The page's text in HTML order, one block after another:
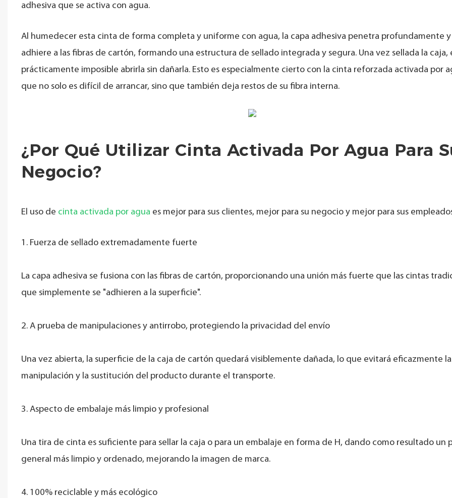
adhesiva que se activa con agua.
Al humedecer esta cinta de forma completa y uniforme con agua, la capa adhesiva penetra profundamente y
adhiere a las fibras de cartón, formando una estructura de sellado integrada y segura. Una vez sellada la caja,
prácticamente imposible abrirla sin dañarla. Esto es especialmente cierto con la cinta reforzada activada por
que no solo es difícil de arrancar, sino que también deja restos de su fibra interna.
¿Por Qué Utilizar Cinta Activada Por Agua Para
Negocio?
El uso de cinta activada por agua es mejor para sus clientes, mejor para su negocio y mejor para sus
1. Fuerza de sellado extremadamente fuerte
La capa adhesiva se fusiona con las fibras de cartón, proporcionando una unión más fuerte que las cintas
que simplemente se "adhieren a la superficie".
2. A prueba de manipulaciones y antirrobo, protegiendo la privacidad del envío
Una vez abierta, la superficie de la caja de cartón quedará visiblemente dañada, lo que evitará eficazmente la
manipulación y la sustitución del producto durante el transporte.
3. Aspecto de embalaje más limpio y profesional
Una tira de cinta es suficiente para sellar la caja o para un embalaje en forma de H, dando como resultado un
general más limpio y ordenado, mejorando la imagen de marca.
4. 100% reciclable y más ecológico